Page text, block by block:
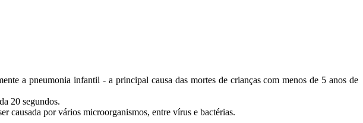
a pneumonia infantil - a principal causa das mortes de crianças com menos de 5 anos de
20 segundos.
causada por vários microorganismos, entre vírus e bactérias.